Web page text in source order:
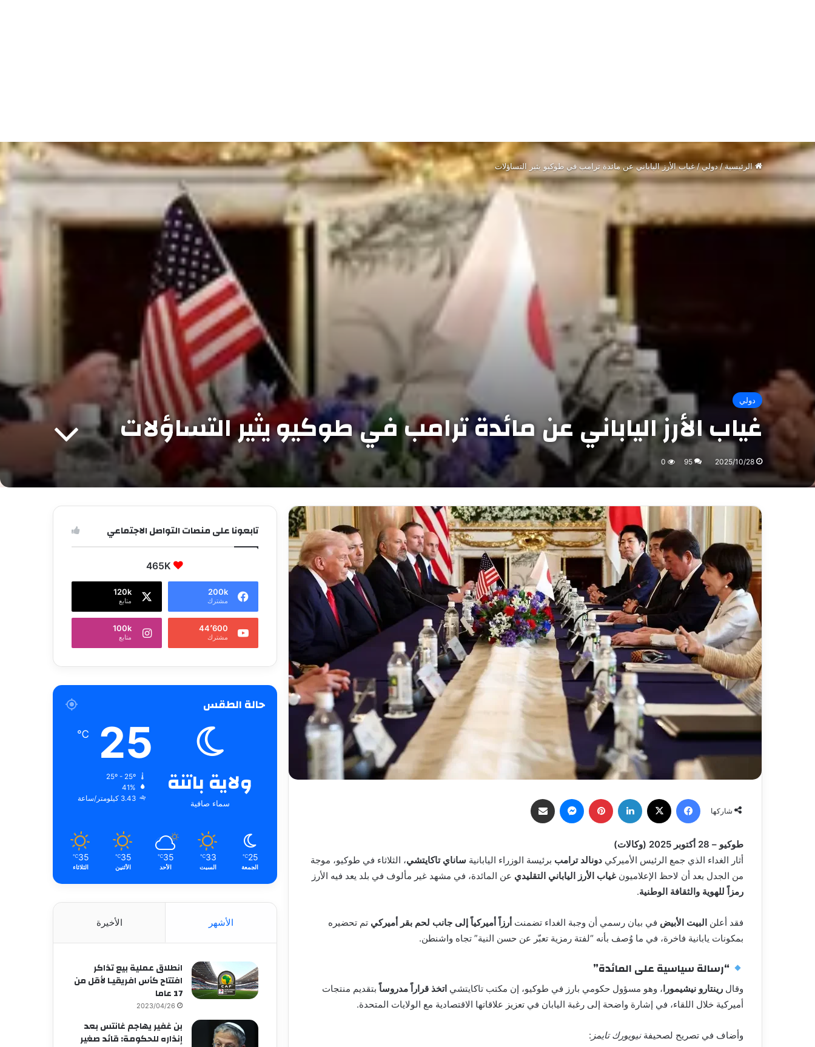
الرئيسية/دولي/غياب الأرز الياباني عن مائدة ترامب في طوكيو يثير التساؤلات
دولي
غياب الأرز الياباني عن مائدة ترامب في طوكيو يثير التساؤلات
2025/10/28
95
0
شاركها
فيسبوك لينكدإن بينتيريست ماسنجر
طوكيو – 28 أكتوبر 2025 (وكالات)
أثار الغداء الذي جمع الرئيس الأميركي دونالد ترامب برئيسة الوزراء اليابانية ساناي تاكايتشي، الثلاثاء في طوكيو، موجة
من الجدل بعد أن لاحظ الإعلاميون غياب الأرز الياباني التقليدي عن المائدة، في مشهد غير مألوف في بلد يعد فيه الأرز
رمزاً للهوية والثقافة الوطنية.
فقد أعلن البيت الأبيض في بيان رسمي أن وجبة الغداء تضمنت أرزاً أميركياً إلى جانب لحم بقر أميركي تم تحضيره
بمكونات يابانية فاخرة، في ما وُصف بأنه “لفتة رمزية تعبّر عن حسن النية” تجاه واشنطن.
“رسالة سياسية على المائدة”
وقال رينتارو نيشيمورا، وهو مسؤول حكومي بارز في طوكيو، إن مكتب تاكايتشي اتخذ قراراً مدروساًبتقديم منتجات
أميركية خلال اللقاء، في إشارة واضحة إلى رغبة اليابان في تعزيز علاقاتها الاقتصادية مع الولايات المتحدة.
وأضاف في تصريح لصحيفةنيويورك تايمز :
تابعونا على منصات التواصل الاجتماعي
465K
200k
مشترك
120k
متابع
44٬600
مشترك
100k
متابع
حالة الطقس
ولاية باتنة
سماء صافية
25
℃
41%
3.43 كيلومتر/ساعة
25
℃
الجمعة
33
℃
السبت
35
℃
الأحد
35
℃
الأثنين
35
℃
الثلاثاء
الأشهر الأخيرة
انطلاق عملية بيع تذاكر
افتتاح كأس افريقيـا لأقل من
17 عاما
2023/04/26
بن غفير يهاجم غانتس بعد
إنذاره للحكومة: قائد صغير